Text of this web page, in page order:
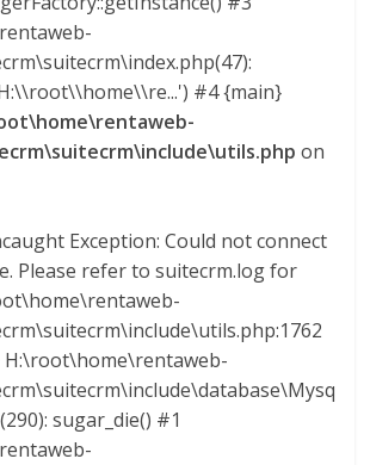
#4 {main}
on
Exception: Could not connect
Please refer to suitecrm.log for
H:\root\home\rentaweb-
sugar_die() #1